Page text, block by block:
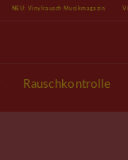
NEU: Vinylrausch Musikmagazin
Rauschkontrolle